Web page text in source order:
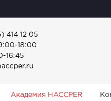
414 12 05
18:00
16:45
Академия HACCPER